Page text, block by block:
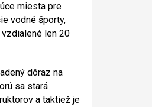
miesta pre
vodné športy,
len 20
dôraz na
sa stará
a taktiež je